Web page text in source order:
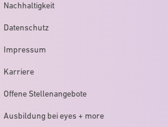
Nachhaltigkeit
Datenschutz
Impressum
Karriere
Offene Stellenangebote
Ausbildung bei eyes + more